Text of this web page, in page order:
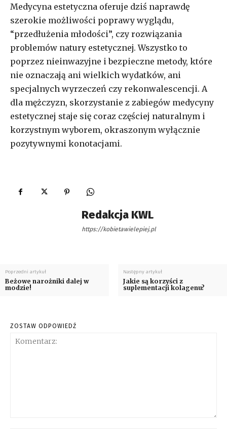
Medycyna estetyczna oferuje dziś naprawdę
szerokie możliwości poprawy wyglądu,
“przedłużenia młodości”, czy rozwiązania
problemów natury estetycznej. Wszystko to
poprzez nieinwazyjne i bezpieczne metody, które
nie oznaczają ani wielkich wydatków, ani
specjalnych wyrzeczeń czy rekonwalescencji. A
dla mężczyzn, skorzystanie z zabiegów medycyny
estetycznej staje się coraz częściej naturalnym i
korzystnym wyborem, okraszonym wyłącznie
pozytywnymi konotacjami.
Redakcja KWL
https://kobietawielepiej.pl
Poprzedni artykuł
Beżowe narożniki dalej w
modzie!
Następny artykuł
Jakie są korzyści z
suplementacji kolagenu?
ZOSTAW ODPOWIEDŹ